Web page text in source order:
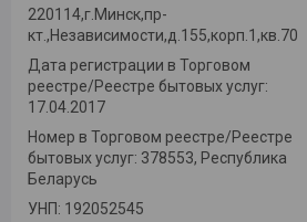
220114,г.Минск,пр-
кт.,Независимости,д.155,корп.1,кв.70
Дата регистрации в Торговом
реестре/Реестре бытовых услуг:
17.04.2017
Номер в Торговом реестре/Реестре
бытовых услуг: 378553, Республика
Беларусь
УНП: 192052545